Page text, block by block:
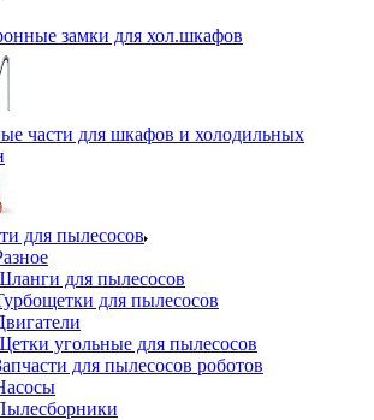
замки для хол.шкафов
части для шкафов и холодильных
для пылесосов
для пылесосов
для пылесосов
угольные для пылесосов
для пылесосов роботов